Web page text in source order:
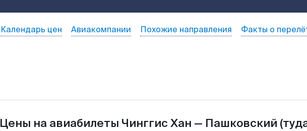
Календарь цен Авиакомпании Похожие направления Факты о
Цены на авиабилеты Чинггис Хан — Пашковский